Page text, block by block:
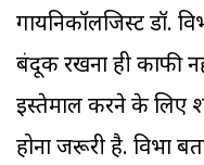
गायनिकॉलजिस्ट डॉ.
बंदूक रखना ही काफी
इस्तेमाल करने के लिए
होना जरूरी है. विभा